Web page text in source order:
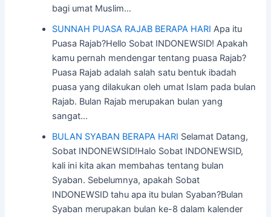
bagi umat Muslim…
SUNNAH PUASA RAJAB BERAPA HARI Apa itu
Puasa Rajab?Hello Sobat INDONEWSID! Apakah
kamu pernah mendengar tentang puasa Rajab?
Puasa Rajab adalah salah satu bentuk ibadah
puasa yang dilakukan oleh umat Islam pada bulan
Rajab. Bulan Rajab merupakan bulan yang
sangat…
BULAN SYABAN BERAPA HARI Selamat Datang,
Sobat INDONEWSID!Halo Sobat INDONEWSID,
kali ini kita akan membahas tentang bulan
Syaban. Sebelumnya, apakah Sobat
INDONEWSID tahu apa itu bulan Syaban?Bulan
Syaban merupakan bulan ke-8 dalam kalender